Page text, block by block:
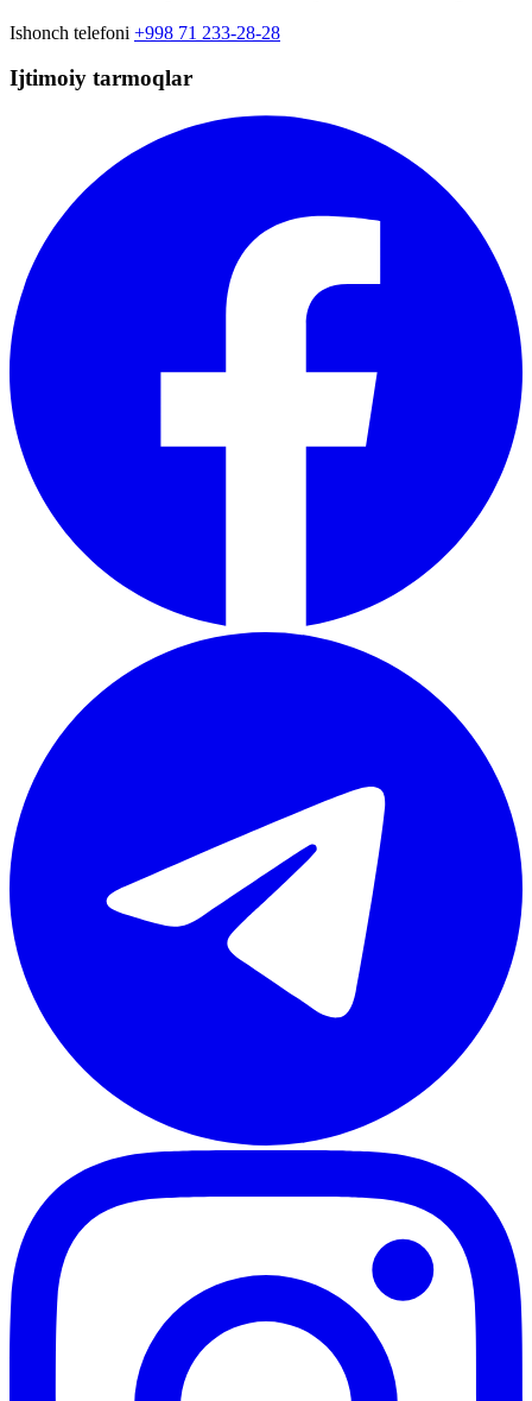
Ishonch telefoni +998 71 233-28-28
Ijtimoiy tarmoqlar